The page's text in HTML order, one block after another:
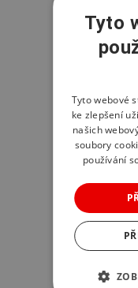
Tyto
Tyto webové
ke zlepšení
našich
soubory
používání